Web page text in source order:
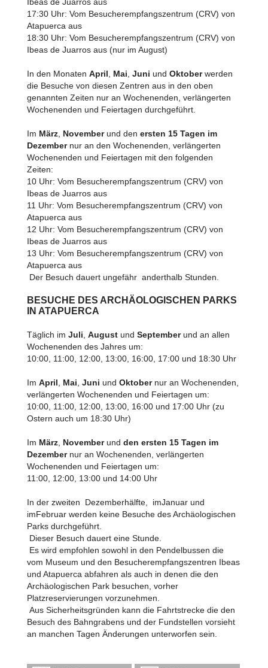
17:30 Uhr: Vom Besucherempfangszentrum (CRV) von
Atapuerca aus
18:30 Uhr: Vom Besucherempfangszentrum (CRV) von
Ibeas de Juarros aus (nur im August)
In den Monaten April Mai Juni und Oktoberwerden
die Besuche von diesen Zentren aus in den oben
genannten Zeiten nur an Wochenenden, verlängerten
Wochenenden und Feiertagen durchgeführt.
Im März, Novemberund den ersten 15 Tagen im
Dezember nur an den Wochenenden, verlängerten
Wochenenden und Feiertagen mit den folgenden
Zeiten:
10 Uhr: Vom Besucherempfangszentrum (CRV) von
Ibeas de Juarros aus
11 Uhr: Vom Besucherempfangszentrum (CRV) von
Atapuerca aus
12 Uhr: Vom Besucherempfangszentrum (CRV) von
Ibeas de Juarros aus
13 Uhr: Vom Besucherempfangszentrum (CRV) von
Atapuerca aus
Der Besuch dauert ungefähr anderthalb Stunden.
BESUCHE DES ARCHÄOLOGISCHEN PARKS
IN ATAPUERCA
Täglich im Juli Augustund Septemberund an allen
Wochenenden des Jahres um:
10:00, 11:00, 12:00, 13:00, 16:00, 17:00 und 18:30 Uhr
Im April Mai Juni und Oktobernur an Wochenenden,
verlängerten Wochenenden und Feiertagen um:
10:00, 11:00, 12:00, 13:00, 16:00 und 17:00 Uhr (zu
Ostern auch um 18:30 Uhr)
Im März, Novemberund den ersten 15 Tagen im
Dezembernur an Wochenenden, verlängerten
Wochenenden und Feiertagen um:
11:00, 12:00, 13:00 und 14:00 Uhr
In der zweiten Dezemberhälfte, imJanuar und
imFebruar werden keine Besuche des Archäologischen
Parks durchgeführt.
Dieser Besuch dauert eine Stunde.
Es wird empfohlen sowohl in den Pendelbussen die
vom Museum und den Besucherempfangszentren Ibeas
und Atapuerca abfahren als auch in denen die den
Archäologischen Park besuchen, vorher
Platzreservierungen vorzunehmen.
Aus Sicherheitsgründen kann die Fahrtstrecke die den
Besuch des Bahngrabens und der Fundstellen vorsieht
an manchen Tagen Änderungen unterworfen sein.